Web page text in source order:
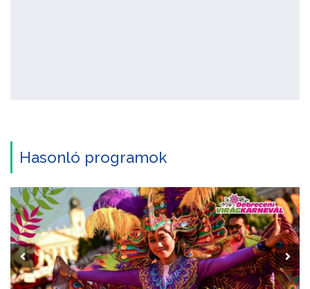
Hasonló programok